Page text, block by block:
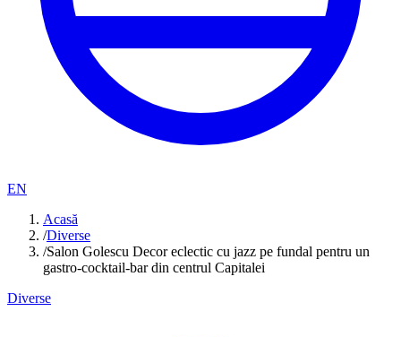
EN
Acasă
/Diverse
/Salon Golescu Decor eclectic cu jazz pe fundal pentru un
gastro-cocktail-bar din centrul Capitalei
Diverse